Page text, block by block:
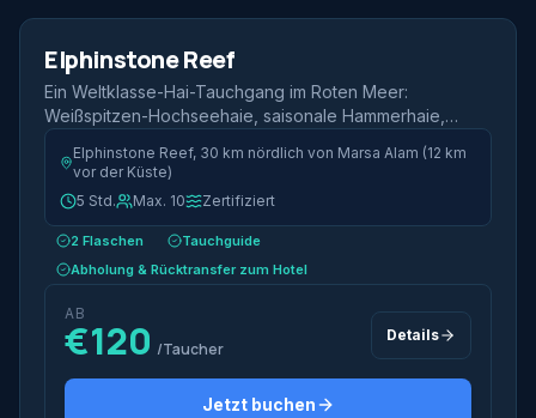
Hai-Tauchgang
Elphinstone Reef
Ein Weltklasse-Hai-Tauchgang im Roten Meer:
Weißspitzen-Hochseehaie, saisonale Hammerhaie,
Riffmantas und tiefblaue Steilwände.
Elphinstone Reef, 30 km nördlich von Marsa Alam (12 km
vor der Küste)
5 Std.
Max. 10 Zertifiziert
2 Flaschen
Tauchguide
Abholung & Rücktransfer zum Hotel
AB
€120 /Taucher
Details
Jetzt buchen